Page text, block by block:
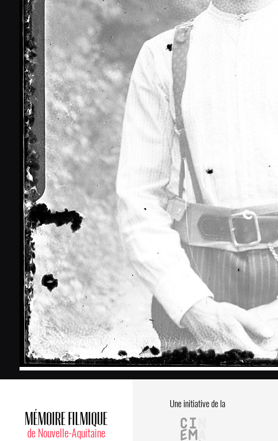
MÉMOIRE FILMIQUE
de Nouvelle-Aquitaine
Une initiative de la